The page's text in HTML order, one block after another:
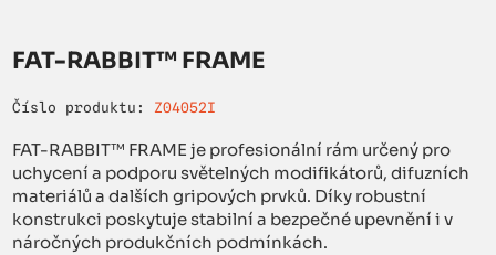
FAT-RABBIT™ FRAME
Číslo produktu: Z04052I
FAT-RABBIT™ FRAME je profesionální rám určený pro
uchycení a podporu světelných modifikátorů, difuzních
materiálů a dalších gripových prvků. Díky robustní
konstrukci poskytuje stabilní a bezpečné upevnění i v
náročných produkčních podmínkách.